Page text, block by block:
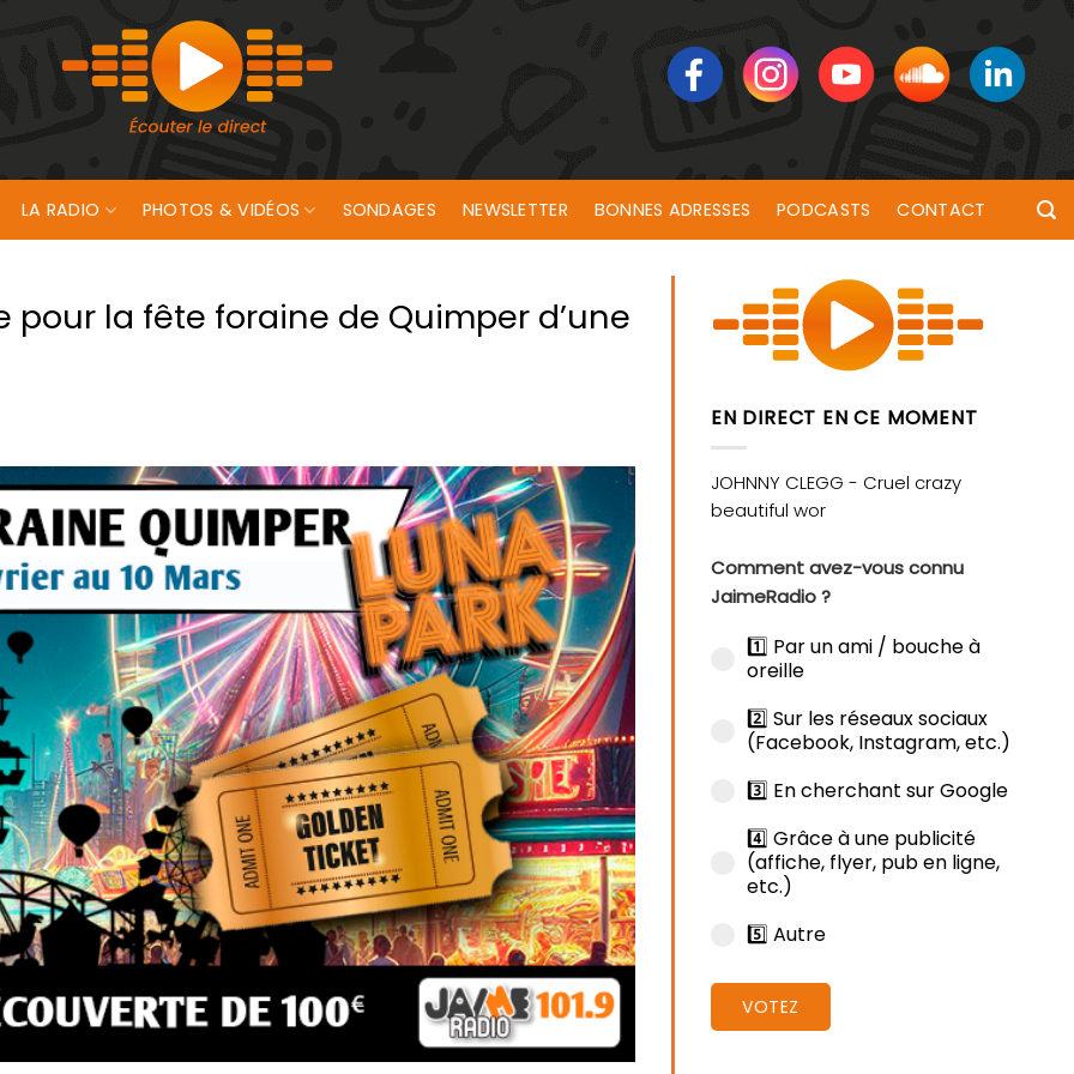
LA RADIO PHOTOS & VIDÉOS SONDAGES NEWSLETTER BONNES ADRESSES PODCASTS CONTACT
la fête foraine de Quimper d’une
EN DIRECT EN CE MOMENT
Comment avez-vous connu
JaimeRadio ?
1️⃣ Par un ami / bouche à
oreille
2️⃣ Sur les réseaux sociaux
(Facebook, Instagram, etc.)
3️⃣ En cherchant sur Google
4️⃣ Grâce à une publicité
(affiche, flyer, pub en ligne,
etc.)
5️⃣ Autre
VOTEZ